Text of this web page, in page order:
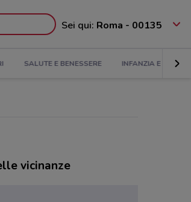
Sei qui: Roma - 00135
SALUTE E BENESSERE INFANZIA E GIOCHI
vicinanze